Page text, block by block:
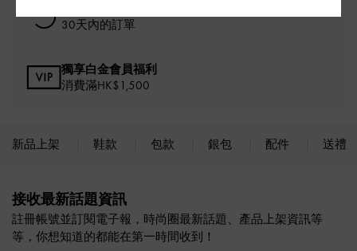
30天內的訂單
獨享白金會員福利
消費滿HK$1,500
新品上架 鞋款 包款 銀包 配件 送禮
接收最新話題資訊
註冊帳號並訂閱電子報，時尚圈最新話題、產品上架資訊等
等，你想知道的都能在第一時間收到！